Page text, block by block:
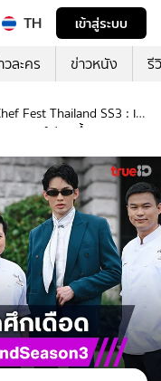
TH
เข้าสู่ระบบ
วละคร ข่าวหนัง รี
Fest Thailand SS3 : เอ
ง เสิร์ฟเมนูจึ้ง!